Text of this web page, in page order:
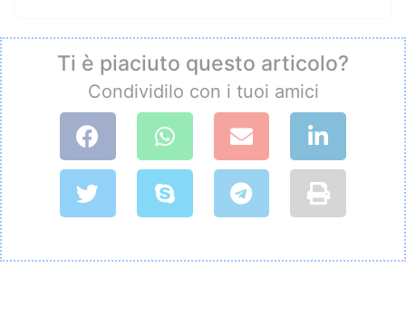
Ti è piaciuto questo articolo?
Condividilo con i tuoi amici